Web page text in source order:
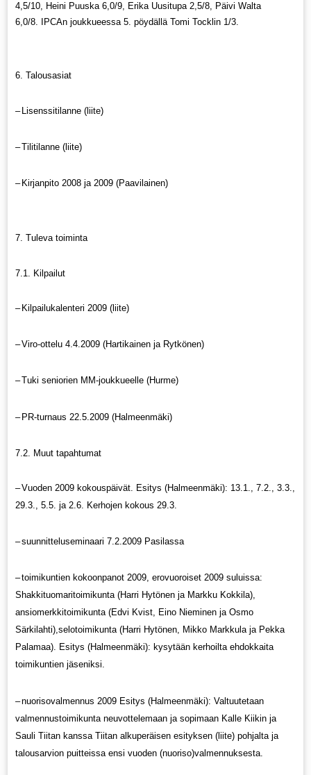
4,5/10, Heini Puuska 6,0/9, Erika Uusitupa 2,5/8, Päivi Walta
6,0/8. IPCAn joukkueessa 5. pöydällä Tomi Tocklin 1/3.
6. Talousasiat
– Lisenssitilanne (liite)
–Tilitilanne (liite)
– Kirjanpito 2008 ja 2009 (Paavilainen)
7. Tuleva toiminta
7.1. Kilpailut
– Kilpailukalenteri 2009 (liite)
–Viro-ottelu 4.4.2009 (Hartikainen ja Rytkönen)
–Tuki seniorien MM-joukkueelle (Hurme)
– PR-turnaus 22.5.2009 (Halmeenmäki)
7.2. Muut tapahtumat
–Vuoden 2009 kokouspäivät. Esitys (Halmeenmäki): 13.1., 7.2., 3.3.,
29.3., 5.5. ja 2.6. Kerhojen kokous 29.3.
–suunnitteluseminaari 7.2.2009 Pasilassa
–toimikuntien kokoonpanot 2009, erovuoroiset 2009 suluissa:
Shakkituomaritoimikunta (Harri Hytönen ja Markku Kokkila),
ansiomerkkitoimikunta (Edvi Kvist, Eino Nieminen ja Osmo
Särkilahti),selotoimikunta (Harri Hytönen, Mikko Markkula ja Pekka
Palamaa). Esitys (Halmeenmäki): kysytään kerhoilta ehdokkaita
toimikuntien jäseniksi.
–nuorisovalmennus 2009 Esitys (Halmeenmäki): Valtuutetaan
valmennustoimikunta neuvottelemaan ja sopimaan Kalle Kiikin ja
Sauli Tiitan kanssa Tiitan alkuperäisen esityksen (liite) pohjalta ja
talousarvion puitteissa ensi vuoden (nuoriso)valmennuksesta.